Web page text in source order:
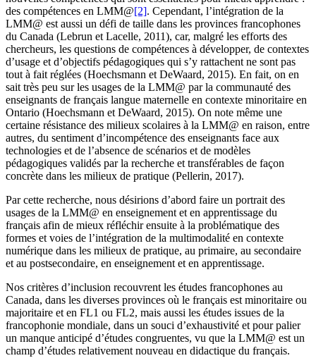
des compétences en LMM@[2]. Cependant, l’intégration de la
LMM@ est aussi un défi de taille dans les provinces francophones
du Canada (Lebrun et Lacelle, 2011), car, malgré les efforts des
chercheurs, les questions de compétences à développer, de contextes
d’usage et d’objectifs pédagogiques qui s’y rattachent ne sont pas
tout à fait réglées (Hoechsmann et DeWaard, 2015). En fait, on en
sait très peu sur les usages de la LMM@ par la communauté des
enseignants de français langue maternelle en contexte minoritaire en
Ontario (Hoechsmann et DeWaard, 2015). On note même une
certaine résistance des milieux scolaires à la LMM@ en raison, entre
autres, du sentiment d’incompétence des enseignants face aux
technologies et de l’absence de scénarios et de modèles
pédagogiques validés par la recherche et transférables de façon
concrète dans les milieux de pratique (Pellerin, 2017).
Par cette recherche, nous désirions d’abord faire un portrait des
usages de la LMM@ en enseignement et en apprentissage du
français afin de mieux réfléchir ensuite à la problématique des
formes et voies de l’intégration de la multimodalité en contexte
numérique dans les milieux de pratique, au primaire, au secondaire
et au postsecondaire, en enseignement et en apprentissage.
Nos critères d’inclusion recouvrent les études francophones au
Canada, dans les diverses provinces où le français est minoritaire ou
majoritaire et en FL1 ou FL2, mais aussi les études issues de la
francophonie mondiale, dans un souci d’exhaustivité et pour palier
un manque anticipé d’études congruentes, vu que la LMM@ est un
champ d’études relativement nouveau en didactique du français.